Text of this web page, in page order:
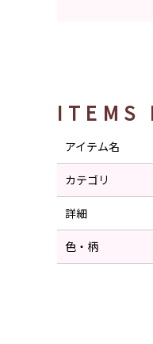
ITEMS
アイテム名
カテゴリ
詳細
色・柄